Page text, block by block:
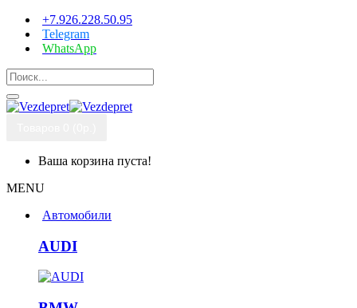
+7.926.228.50.95
Telegram
WhatsApp
Ваша корзина пуста!
MENU
Автомобили
AUDI